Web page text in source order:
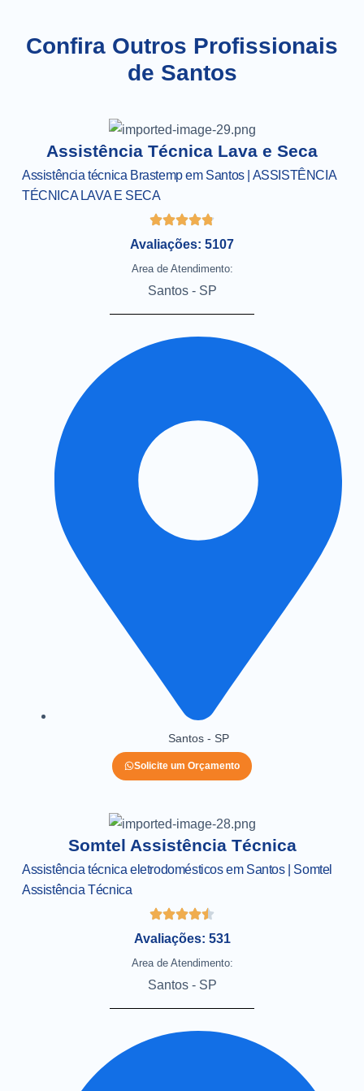
Confira Outros Profissionais
de Santos
Assistência Técnica Lava e Seca
Assistência técnica Brastemp em Santos | ASSISTÊNCIA
TÉCNICA LAVA E SECA
Avaliações: 5107
Area de Atendimento:
Santos - SP
Santos - SP
Solicite um Orçamento
Somtel Assistência Técnica
Assistência técnica eletrodomésticos em Santos | Somtel
Assistência Técnica
Avaliações: 531
Area de Atendimento:
Santos - SP